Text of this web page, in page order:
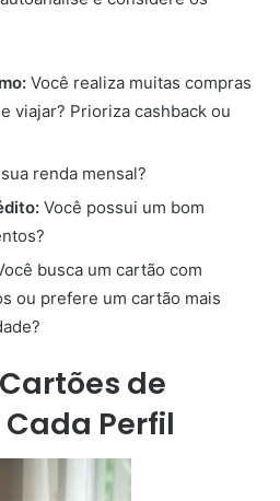
Você realiza muitas compras
viajar? Prioriza cashback ou
renda mensal?
Você possui um bom
busca um cartão com
ou prefere um cartão mais
de
Perfil